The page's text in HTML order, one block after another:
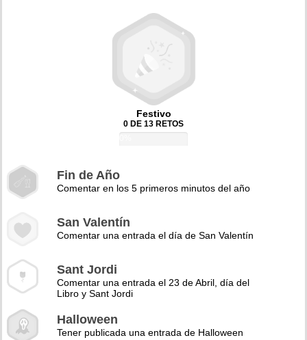
Festivo
0 DE 13 RETOS
Fin de Año
Comentar en los 5 primeros minutos del año
San Valentín
Comentar una entrada el día de San Valentín
Sant Jordi
Comentar una entrada el 23 de Abril, día del
Libro y Sant Jordi
Halloween
Tener publicada una entrada de Halloween